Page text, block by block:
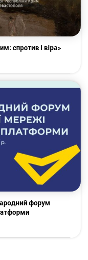
спротив і віра»
форум